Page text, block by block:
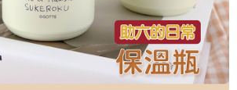
先徵得法定代理人或監護人之同意方可使用
未經同意申辦者引起之損失，本公司不負相關責
付」時，將依據個別帳號之用戶狀況，依本公司即
度；若仍有額度不足之情形，本公司將視審查結果